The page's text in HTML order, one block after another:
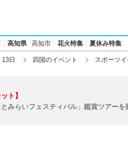
高知県 高知市 花火特集 夏休み特集
13日 四国のイベント スポーツイ
ト】
みらいフェスティバル」鑑賞ツアーを